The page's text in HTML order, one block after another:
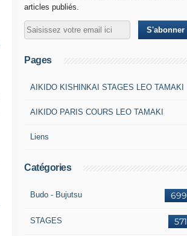
articles publiés.
Pages
AIKIDO KISHINKAI STAGES LEO TAMAKI
AIKIDO PARIS COURS LEO TAMAKI
Liens
Catégories
699
Budo - Bujutsu
571
STAGES